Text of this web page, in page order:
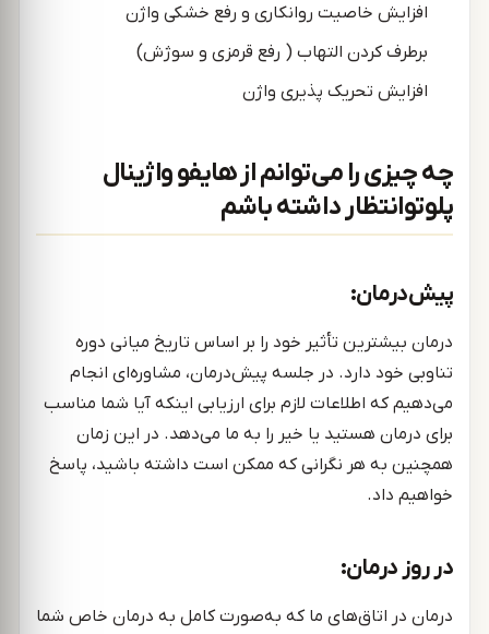
افزایش خاصیت روانکاری و رفع خشکی واژن
برطرف کردن التهاب ( رفع قرمزی و سوژش)
افزایش تحریک پذیری واژن
چه چیزی را می‌توانم از هایفو واژینال
پلوتو انتظار داشته باشم
پیش‌درمان:
درمان بیشترین تأثیر خود را بر اساس تاریخ میانی دوره
تناوبی خود دارد. در جلسه پیش‌درمان، مشاوره‌ای انجام
می‌دهیم که اطلاعات لازم برای ارزیابی اینکه آیا شما مناسب
برای درمان هستید یا خیر را به ما می‌دهد. در این زمان
همچنین به هر نگرانی که ممکن است داشته باشید، پاسخ
خواهیم داد.
در روز درمان:
درمان در اتاق‌های ما که به‌صورت کامل به درمان خاص شما